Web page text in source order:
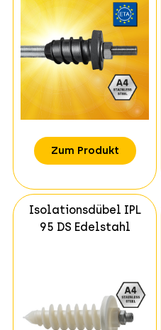
Zum Produkt
Isolationsdübel IPL
95 DS Edelstahl